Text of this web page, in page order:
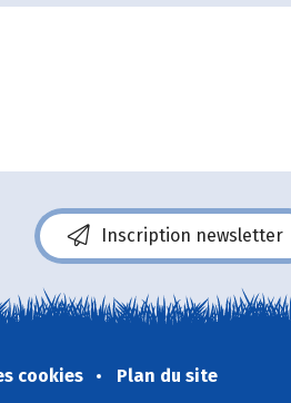
Inscription newsletter
cookies Plan du site